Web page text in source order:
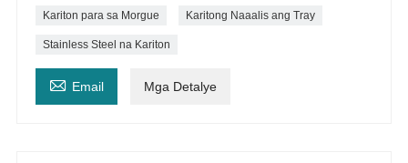
Kariton para sa Morgue Karitong Naaalis ang Tray
Stainless Steel na Kariton
 Email Mga Detalye